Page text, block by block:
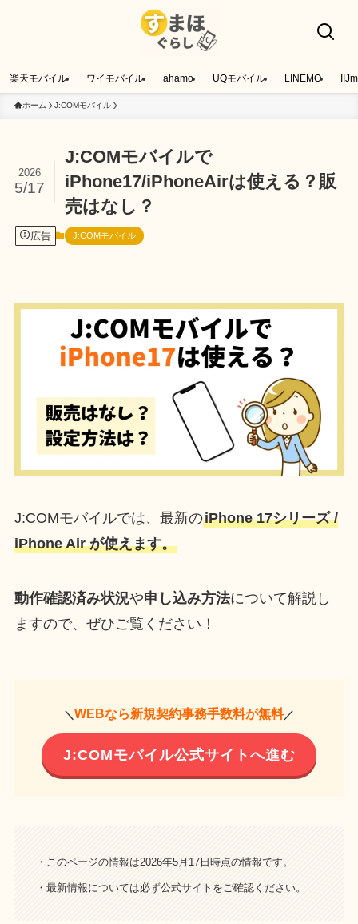
楽天モバイル ワイモバイル ahamo UQモバイル LINEMO
ホーム J:COMモバイル
J:COMモバイルで
iPhone17/iPhoneAirは使える？販
売はなし？
2026
5/17
広告 J:COMモバイル
J:COMモバイルでは、最新のiPhone 17シリーズ /
iPhone Air が使えます。
動作確認済み状況や申し込み方法について解説し
ますので、ぜひご覧ください！
＼WEBなら新規契約事務手数料が無料／
J:COMモバイル公式サイトへ進む
・このページの情報は2026年5月17日時点の情報です。
・最新情報については必ず公式サイトをご確認ください。